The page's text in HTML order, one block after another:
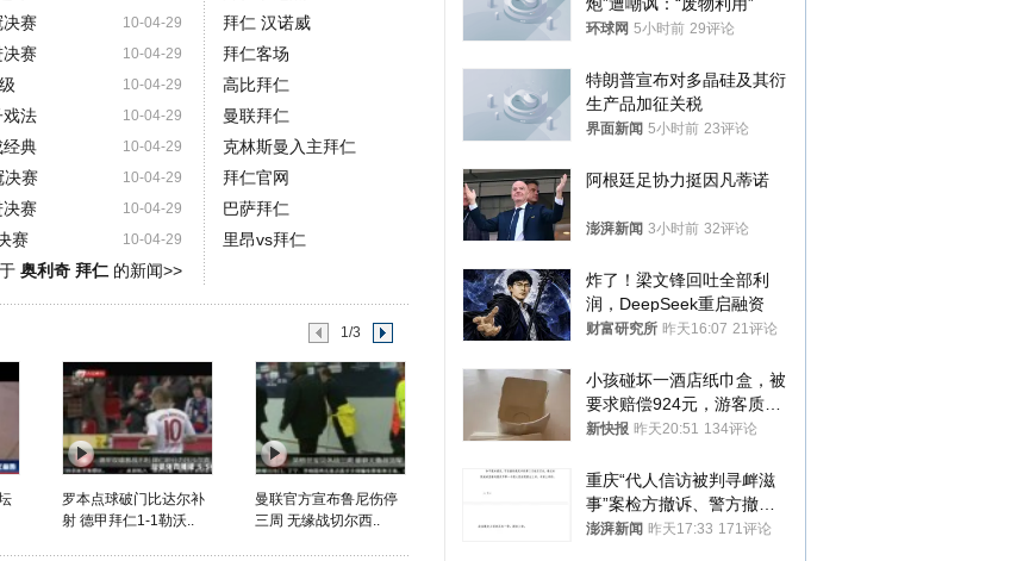
10-04-29
赛
10-04-29
赛
10-04-29
10-04-29
法
10-04-29
典
10-04-29
决赛
10-04-29
赛
10-04-29
赛
奥利奇 拜仁的新闻>>
拜仁 汉诺威
拜仁客场
高比拜仁
曼联拜仁
克林斯曼入主拜仁
拜仁官网
巴萨拜仁
里昂vs拜仁
1/3
罗本点球破门比达尔补
射 德甲拜仁1-1勒沃..
曼联官方宣布鲁尼伤停
三周 无缘战切尔西..
环球网 5小时前 29评论
特朗普宣布对多晶硅及其衍
生产品加征关税
界面新闻 5小时前 23评论
阿根廷足协力挺因凡蒂诺
澎湃新闻 3小时前 32评论
炸了！梁文锋回吐全部利
润，DeepSeek重启融资
财富研究所 昨天16:07 21评论
小孩碰坏一酒店纸巾盒，被
要求赔偿924元，游客质疑
酒店房客物品超高标价，市
新快报 昨天20:51 134评论
重庆“代人信访被判寻衅滋
事”案检方撤诉、警方撤
案，两被告人获国赔
澎湃新闻 昨天17:33 171评论